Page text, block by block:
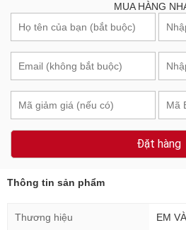
MUA HÀNG
Đặt hàng
Thông tin sản phẩm
Thương hiệu EM